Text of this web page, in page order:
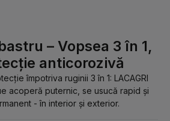
– Vopsea 3 în 1,
anticorozivă
împotriva ruginii 3 în 1: LACAGRI
acoperă puternic, se usucă rapid și
- în interior și exterior.